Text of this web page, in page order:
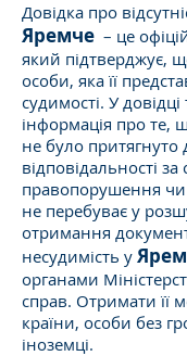
Довідка про
Яремче – це
який підтверджує,
особи, яка її
судимості. У
інформація про те,
не було притягнуто
відповідальності за
правопорушення
не перебуває у
отримання
несудимість у
органами
справ. Отримати її
країни, особи без
іноземці.